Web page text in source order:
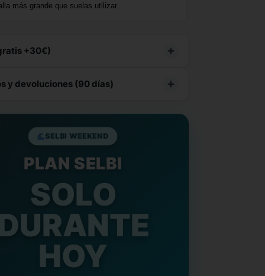
más grande que suelas utilizar.
+30€)
y devoluciones (90 días)
decidir si te quedas con tu compra,
total tranquilidad.
GRATIS– Te enviamos la nueva talla de
SELBI WEEKEND
PLAN SELBI
SOLO
HOY